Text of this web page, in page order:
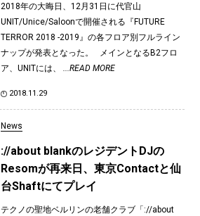
2018年の大晦日、12月31日に代官山
UNIT/Unice/Saloonで開催される『FUTURE
TERROR 2018 -2019』の各フロア別フルライン
ナップが発表となった。 メインとなるB2フロ
ア、UNITには、 ...READ MORE
2018.11.29
News
://about blankのレジデントDJの
Resomが再来日、東京Contactと仙
台Shaftにてプレイ
テクノの聖地ベルリンの老舗クラブ「://about